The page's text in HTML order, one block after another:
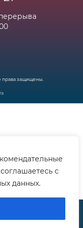
с
данных.
права защищены.
Корзина